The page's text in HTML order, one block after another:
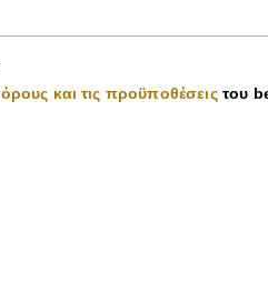
όρους και τις προϋποθέσειςτου